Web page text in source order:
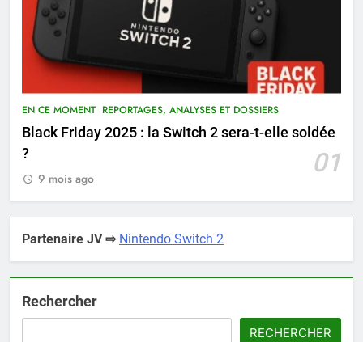
EN CE MOMENT REPORTAGES, ANALYSES ET DOSSIERS
Black Friday 2025 : la Switch 2 sera-t-elle soldée
?
01
9 mois ago
Partenaire JV ⇨ Nintendo Switch 2
Rechercher
RECHERCHER